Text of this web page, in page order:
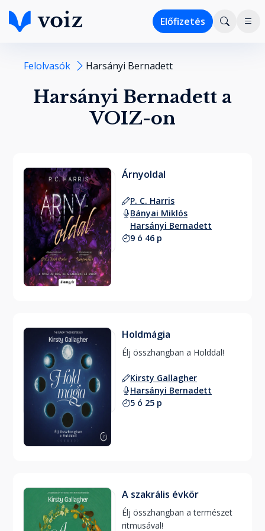
Előfizetés
Felolvasók Harsányi Bernadett
Harsányi Bernadett a
VOIZ-on
Árnyoldal
P. C. Harris
Bányai Miklós
Harsányi Bernadett
9 ó 46 p
Holdmágia
Kirsty Gallagher
Harsányi Bernadett
5 ó 25 p
A szakrális évkör
Élj összhangban a természet